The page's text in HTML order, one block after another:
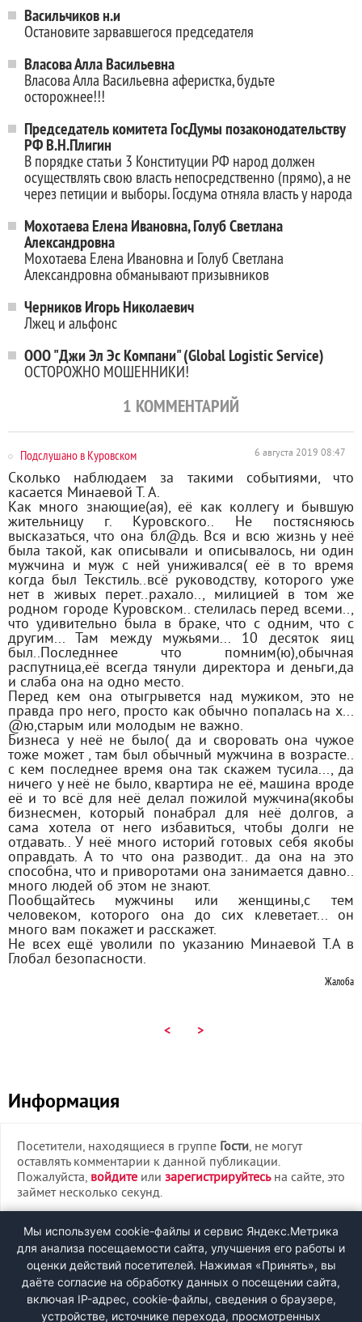
Васильчиков н.и
Остановите зарвавшегося председателя
Власова Алла Васильевна
Власова Алла Васильевна аферистка, будьте
осторожнее!!!
Председатель комитета ГосДумы позаконодательству
РФ В.Н.Плигин
В порядке статьи 3 Конституции РФ народ должен
осуществлять свою власть непосредственно (прямо), а не
через петиции и выборы. Госдума отняла власть у народа
Мохотаева Елена Ивановна, Голуб Светлана
Александровна
Мохотаева Елена Ивановна и Голуб Светлана
Александровна обманывают призывников
Черников Игорь Николаевич
Лжец и альфонс
ООО "Джи Эл Эс Компани" (Global Logistic Service)
ОСТОРОЖНО МОШЕННИКИ!
1 КОММЕНТАРИЙ
Подслушано в Куровском 6 августа 2019 08:47
Сколько наблюдаем за такими событиями, что
касается Минаевой Т. А.
Как много знающие(ая), её как коллегу и бывшую
жительницу г. Куровского.. Не постясняюсь
высказаться, что она бл@дь. Вся и всю жизнь у неё
была такой, как описывали и описывалось, ни один
мужчина и муж с ней униживался( её в то время
когда был Текстиль..всё руководству, которого уже
нет в живых перет..рахало.., милицией в том же
родном городе Куровском.. стелилась перед всеми..,
что удивительно была в браке, что с одним, что с
другим... Там между мужьями... 10 десяток яиц
был..Последннее что помним(ю),обычная
распутница,её всегда тянули директора и деньги,да
и слаба она на одно место.
Перед кем она отыгрывется над мужиком, это не
правда про него, просто как обычно попалась на х...
@ю,старым или молодым не важно.
Бизнеса у неё не было( да и своровать она чужое
тоже может , там был обычный мужчина в возрасте..
с кем последнее время она так скажем тусила..., да
ничего у неё не было, квартира не её, машина вроде
её и то всё для неё делал пожилой мужчина(якобы
бизнесмен, который понабрал для неё долгов, а
сама хотела от него избавиться, чтобы долги не
отдавать.. У неё много историй готовых себя якобы
оправдать. А то что она разводит.. да она на это
способна, что и приворотами она занимается давно..
много людей об этом не знают.
Пообщайтесь мужчины или женщины,с тем
человеком, которого она до сих клеветает... он
много вам покажет и расскажет.
Не всех ещё уволили по указанию Минаевой Т.А в
Глобал безопасности.
Жалоба
< >
Информация
Посетители, находящиеся в группе Гости, не могут
оставлять комментарии к данной публикации.
Пожалуйста, войдите или зарегистрируйтесьна сайте, это
займет несколько секунд.
ВХОД
РЕГИСТРАЦИЯ
Быстрая регистрациячерез соцсети:
Мы используем cookie-файлы и сервис Яндекс.Метрика
для анализа посещаемости сайта, улучшения его работы и
оценки действий посетителей. Нажимая «Принять», вы
даёте согласие на обработку данных о посещении сайта,
включая IP-адрес, cookie-файлы, сведения о браузере,
устройстве, источнике перехода, просмотренных